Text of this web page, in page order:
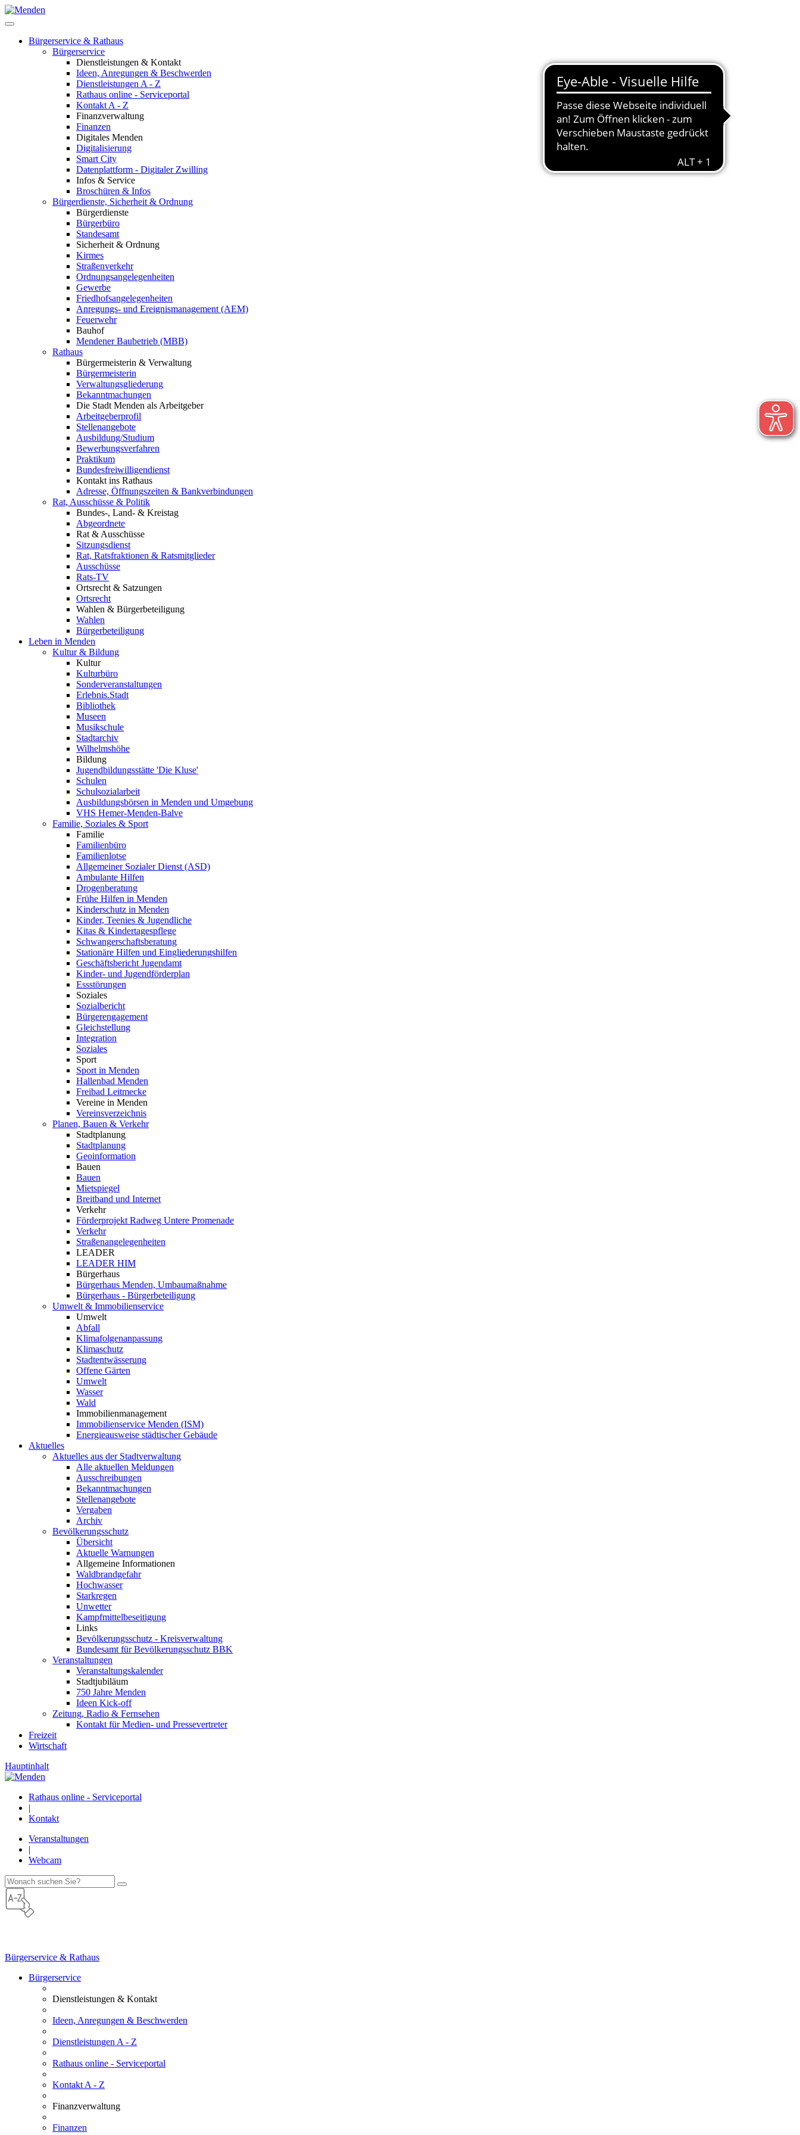
Bürgerservice & Rathaus
Bürgerservice
Dienstleistungen & Kontakt
Ideen, Anregungen & Beschwerden
Dienstleistungen A - Z
Rathaus online - Serviceportal
Kontakt A - Z
Finanzverwaltung
Finanzen
Digitales Menden
Digitalisierung
Smart City
Datenplattform - Digitaler Zwilling
Infos & Service
Broschüren & Infos
Bürgerdienste, Sicherheit & Ordnung
Bürgerdienste
Bürgerbüro
Standesamt
Sicherheit & Ordnung
Kirmes
Straßenverkehr
Ordnungsangelegenheiten
Gewerbe
Friedhofsangelegenheiten
Anregungs- und Ereignismanagement (AEM)
Feuerwehr
Bauhof
Mendener Baubetrieb (MBB)
Rathaus
Bürgermeisterin & Verwaltung
Bürgermeisterin
Verwaltungsgliederung
Bekanntmachungen
Die Stadt Menden als Arbeitgeber
Arbeitgeberprofil
Stellenangebote
Ausbildung/Studium
Bewerbungsverfahren
Praktikum
Bundesfreiwilligendienst
Kontakt ins Rathaus
Adresse, Öffnungszeiten & Bankverbindungen
Rat, Ausschüsse & Politik
Bundes-, Land- & Kreistag
Abgeordnete
Rat & Ausschüsse
Sitzungsdienst
Rat, Ratsfraktionen & Ratsmitglieder
Ausschüsse
Rats-TV
Ortsrecht & Satzungen
Ortsrecht
Wahlen & Bürgerbeteiligung
Wahlen
Bürgerbeteiligung
Leben in Menden
Kultur & Bildung
Kultur
Kulturbüro
Sonderveranstaltungen
Erlebnis.Stadt
Bibliothek
Museen
Musikschule
Stadtarchiv
Wilhelmshöhe
Bildung
Jugendbildungsstätte 'Die Kluse'
Schulen
Schulsozialarbeit
Ausbildungsbörsen in Menden und Umgebung
VHS Hemer-Menden-Balve
Familie, Soziales & Sport
Familie
Familienbüro
Familienlotse
Allgemeiner Sozialer Dienst (ASD)
Ambulante Hilfen
Drogenberatung
Frühe Hilfen in Menden
Kinderschutz in Menden
Kinder, Teenies & Jugendliche
Kitas & Kindertagespflege
Schwangerschaftsberatung
Stationäre Hilfen und Eingliederungshilfen
Geschäftsbericht Jugendamt
Kinder- und Jugendförderplan
Essstörungen
Soziales
Sozialbericht
Bürgerengagement
Gleichstellung
Integration
Soziales
Sport
Sport in Menden
Hallenbad Menden
Freibad Leitmecke
Vereine in Menden
Vereinsverzeichnis
Planen, Bauen & Verkehr
Stadtplanung
Stadtplanung
Geoinformation
Bauen
Bauen
Mietspiegel
Breitband und Internet
Verkehr
Förderprojekt Radweg Untere Promenade
Verkehr
Straßenangelegenheiten
LEADER
LEADER HIM
Bürgerhaus
Bürgerhaus Menden, Umbaumaßnahme
Bürgerhaus - Bürgerbeteiligung
Umwelt & Immobilienservice
Umwelt
Abfall
Klimafolgenanpassung
Klimaschutz
Stadtentwässerung
Offene Gärten
Umwelt
Wasser
Wald
Immobilienmanagement
Immobilienservice Menden (ISM)
Energieausweise städtischer Gebäude
Aktuelles
Aktuelles aus der Stadtverwaltung
Alle aktuellen Meldungen
Ausschreibungen
Bekanntmachungen
Stellenangebote
Vergaben
Archiv
Bevölkerungsschutz
Übersicht
Aktuelle Warnungen
Allgemeine Informationen
Waldbrandgefahr
Hochwasser
Starkregen
Unwetter
Kampfmittelbeseitigung
Links
Bevölkerungsschutz - Kreisverwaltung
Bundesamt für Bevölkerungsschutz BBK
Veranstaltungen
Veranstaltungskalender
Stadtjubiläum
750 Jahre Menden
Ideen Kick-off
Zeitung, Radio & Fernsehen
Kontakt für Medien- und Pressevertreter
Freizeit
Wirtschaft
Hauptinhalt
Rathaus online - Serviceportal
|
Kontakt
Veranstaltungen
|
Webcam
Bürgerservice & Rathaus
Bürgerservice
Dienstleistungen & Kontakt
Ideen, Anregungen & Beschwerden
Dienstleistungen A - Z
Rathaus online - Serviceportal
Kontakt A - Z
Finanzverwaltung
Finanzen